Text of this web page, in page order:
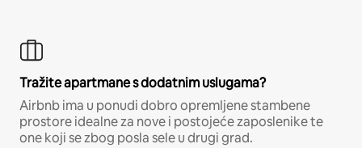
Tražite apartmane s dodatnim uslugama?
Airbnb ima u ponudi dobro opremljene stambene
prostore idealne za nove i postojeće zaposlenike te
one koji se zbog posla sele u drugi grad.